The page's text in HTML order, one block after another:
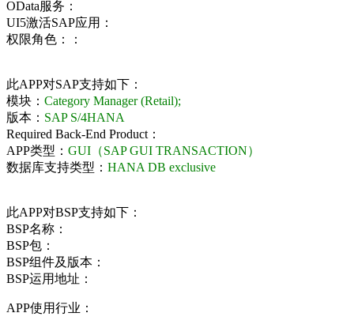
OData服务：
UI5激活SAP应用：
权限角色：：
此APP对SAP支持如下：
模块： Category Manager (Retail);
版本： SAP S/4HANA
Required Back-End Product：
APP类型： GUI（SAP GUI TRANSACTION）
数据库支持类型： HANA DB exclusive
此APP对BSP支持如下：
BSP名称：
BSP包：
BSP组件及版本：
BSP运用地址：
APP使用行业：